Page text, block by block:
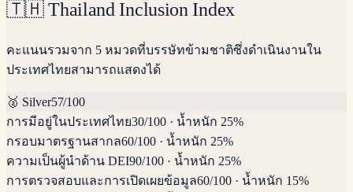
🇹🇭 Thailand Inclusion Index
คะแนนรวมจาก 5 หมวดที่บรรษัทข้ามชาติซึ่งดำเนินงานใน
ประเทศไทยสามารถแสดงได้
🥈 Silver57/100
การมีอยู่ในประเทศไทย30/100 · น้ำหนัก 25%
กรอบมาตรฐานสากล60/100 · น้ำหนัก 25%
ความเป็นผู้นำด้าน DEI90/100 · น้ำหนัก 25%
การตรวจสอบและการเปิดเผยข้อมูล60/100 · น้ำหนัก 15%